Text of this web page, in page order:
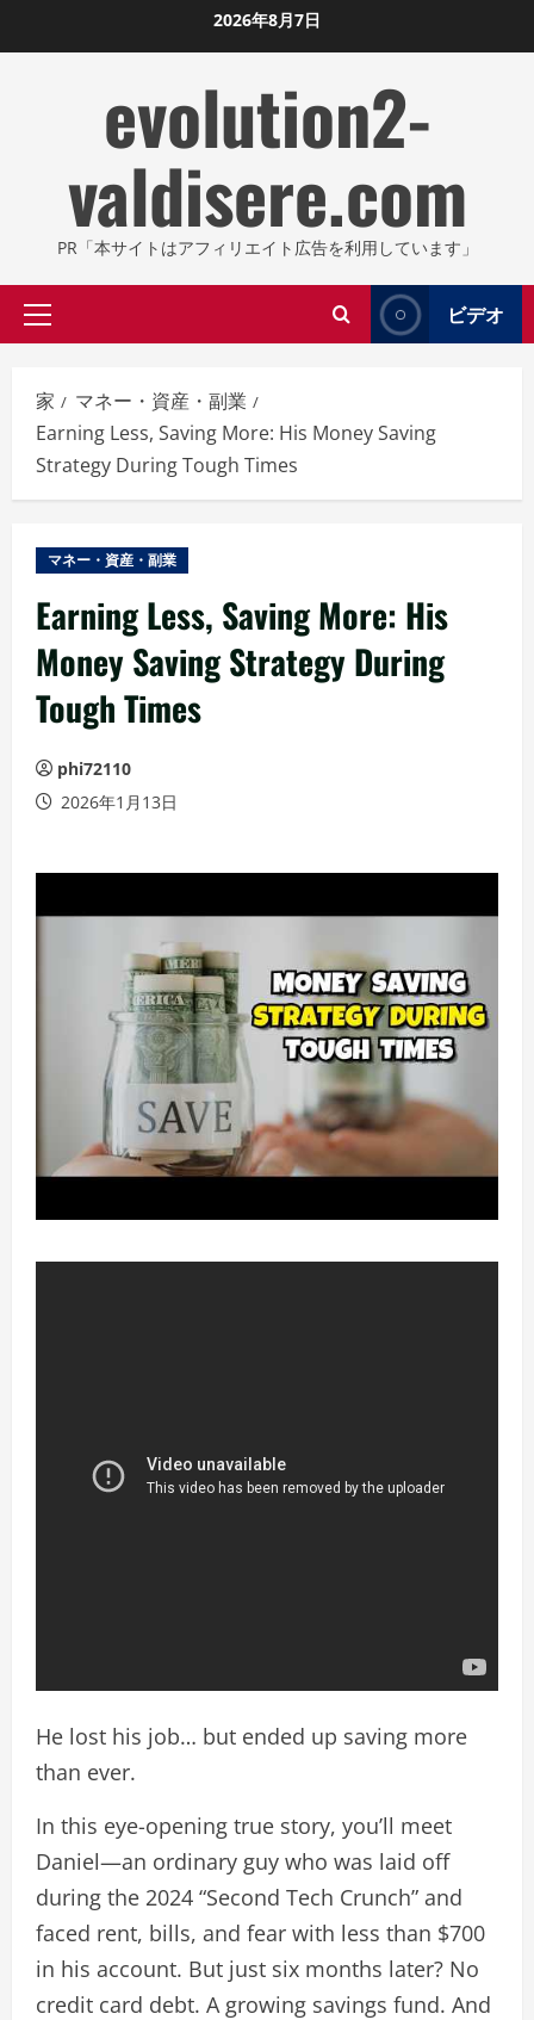
ン
2026年8月7日
evolution2-
valdisere.com
PR「本サイトはアフィリエイト広告を利用しています」
プ
イ
マ
リ
メ
ニ
ー
ビデオ
家
マネー・資産・副業
Earning Less, Saving More: His Money Saving
Strategy During Tough Times
マネー・資産・副業
Earning Less, Saving More: His
Money Saving Strategy During
Tough Times
phi72110
2026年1月13日
He lost his job… but ended up saving more
than ever.
In this eye-opening true story, you’ll meet
Daniel—an ordinary guy who was laid off
during the 2024 “Second Tech Crunch” and
faced rent, bills, and fear with less than $700
in his account. But just six months later? No
credit card debt. A growing savings fund. And